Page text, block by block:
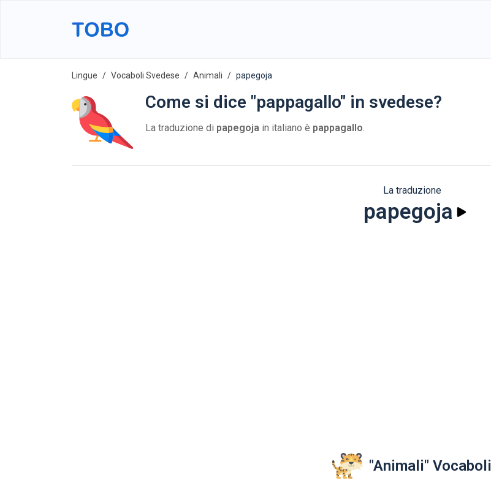
Lingue Vocaboli Svedese Animali papegoja
Come si dice "pappagallo" in svedese?
La traduzione di papegoja in italiano è pappagallo.
La traduzione
papegoja
"Animali" Vocaboli